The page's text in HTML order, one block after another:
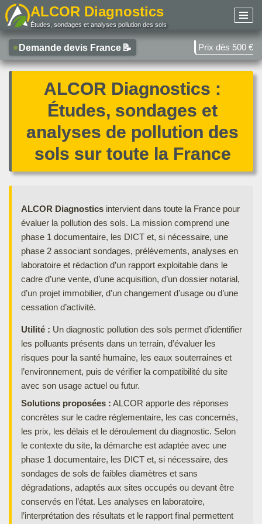
au
contenu
ALCOR Diagnostics
Études, sondages et analyses pollution des sols
Demande devis France 📝 Prix dès 500 €
ALCOR Diagnostics :
Études, sondages et
analyses de pollution des
sols sur toute la France
ALCOR Diagnostics intervient dans toute la France pour
évaluer la pollution des sols. La mission comprend une
phase 1 documentaire, les DICT et, si nécessaire, une
phase 2 associant sondages, prélèvements, analyses en
laboratoire et rédaction d’un rapport exploitable dans le
cadre d’une vente, d’une acquisition, d’un dossier notarial,
d’un projet immobilier, d’un changement d’usage ou d’une
cessation d’activité.
Utilité : Un diagnostic pollution des sols permet d’identifier
les polluants présents dans un terrain, d’évaluer les
risques pour la santé humaine, les eaux souterraines et
l’environnement, puis de vérifier la compatibilité du site
avec son usage actuel ou futur.
Solutions proposées : ALCOR apporte des réponses
concrètes sur le cadre réglementaire, les cas concernés,
les prix, les délais et le déroulement du diagnostic. Selon
le contexte du site, la démarche est adaptée avec une
phase 1 documentaire, les DICT et, si nécessaire, des
sondages de sols de faibles diamètres et sans
dégradations, adaptés aux sites occupés ou devant être
conservés en l’état. Les analyses en laboratoire,
l’interprétation des résultats et le rapport final permettent